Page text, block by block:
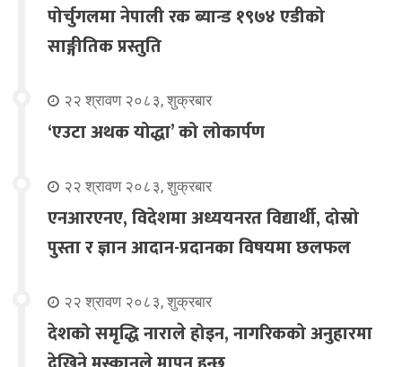
पोर्चुगलमा नेपाली रक ब्यान्ड १९७४ एडीको
साङ्गीतिक प्रस्तुति
२२ श्रावण २०८३, शुक्रबार
‘एउटा अथक योद्धा’ को लोकार्पण
२२ श्रावण २०८३, शुक्रबार
एनआरएनए, विदेशमा अध्ययनरत विद्यार्थी, दोस्रो
पुस्ता र ज्ञान आदान-प्रदानका विषयमा छलफल
२२ श्रावण २०८३, शुक्रबार
देशको समृद्धि नाराले होइन, नागरिकको अनुहारमा